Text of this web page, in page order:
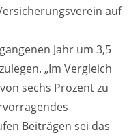
auf
Jahr um 3,5
„Im Vergleich
sechs Prozent zu
Beiträgen sei das